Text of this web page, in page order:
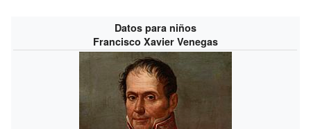
Datos para niños
Francisco Xavier Venegas